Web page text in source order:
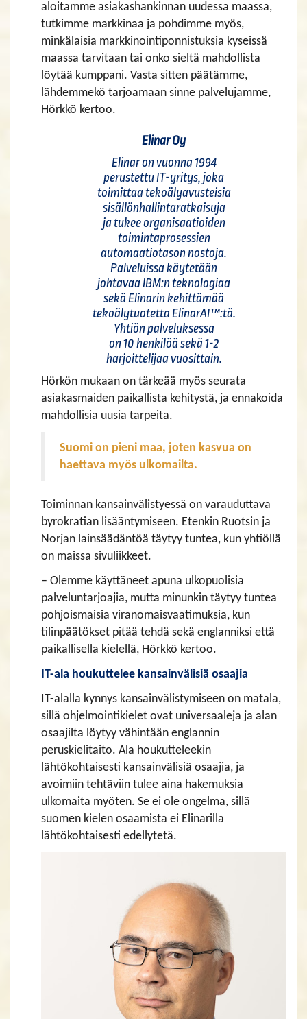
aloitamme asiakashankinnan uudessa maassa,
tutkimme markkinaa ja pohdimme myös,
minkälaisia markkinointiponnistuksia kyseissä
maassa tarvitaan tai onko sieltä mahdollista
löytää kumppani. Vasta sitten päätämme,
lähdemmekö tarjoamaan sinne palvelujamme,
Hörkkö kertoo.
Elinar Oy
Elinar on vuonna 1994
perustettu IT-yritys, joka
toimittaa tekoälyavusteisia
sisällönhallintaratkaisuja
ja tukee organisaatioiden
toimintaprosessien
automaatiotason nostoja.
Palveluissa käytetään
johtavaa IBM:n teknologiaa
sekä Elinarin kehittämää
tekoälytuotetta ElinarAI™:tä.
Yhtiön palveluksessa
on 10 henkilöä sekä 1-2
harjoittelijaa vuosittain.
Hörkön mukaan on tärkeää myös seurata
asiakasmaiden paikallista kehitystä, ja ennakoida
mahdollisia uusia tarpeita.
Suomi on pieni maa, joten kasvua on
haettava myös ulkomailta.
Toiminnan kansainvälistyessä on varauduttava
byrokratian lisääntymiseen. Etenkin Ruotsin ja
Norjan lainsäädäntöä täytyy tuntea, kun yhtiöllä
on maissa sivuliikkeet.
– Olemme käyttäneet apuna ulkopuolisia
palveluntarjoajia, mutta minunkin täytyy tuntea
pohjoismaisia viranomaisvaatimuksia, kun
tilinpäätökset pitää tehdä sekä englanniksi että
paikallisella kielellä, Hörkkö kertoo.
IT-ala houkuttelee kansainvälisiä osaajia
IT-alalla kynnys kansainvälistymiseen on matala,
sillä ohjelmointikielet ovat universaaleja ja alan
osaajilta löytyy vähintään englannin
peruskielitaito. Ala houkutteleekin
lähtökohtaisesti kansainvälisiä osaajia, ja
avoimiin tehtäviin tulee aina hakemuksia
ulkomaita myöten. Se ei ole ongelma, sillä
suomen kielen osaamista ei Elinarilla
lähtökohtaisesti edellytetä.